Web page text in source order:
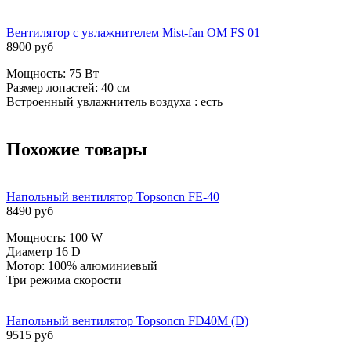
Вентилятор с увлажнителем Mist-fan OM FS 01
8900 руб
Мощность: 75 Вт
Размер лопастей: 40 см
Встроенный увлажнитель воздуха : есть
Похожие товары
Напольный вентилятор Topsoncn FE-40
8490 руб
Мощность: 100 W
Диаметр 16 D
Мотор: 100% алюминиевый
Три режима скорости
Напольный вентилятор Topsoncn FD40M (D)
9515 руб